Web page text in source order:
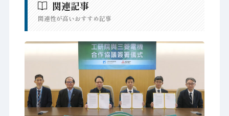
関連記事
関連性が高いおすすめ記事